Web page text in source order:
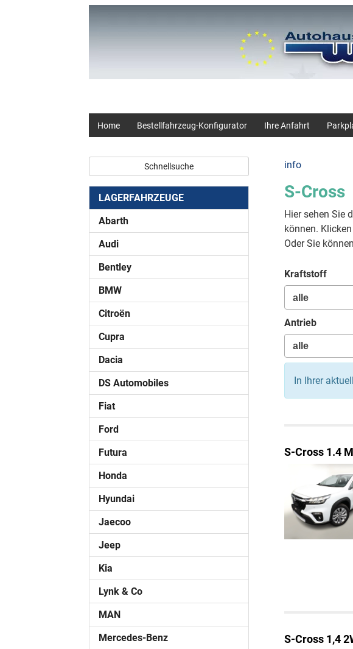
Home Bestellfahrzeug-Konfigurator Ihre Anfahrt
info
S-Cross
Hier sehen Sie
können.
Oder Sie
Kraftstoff
Antrieb
In Ihrer
S-Cross 1.4
S-Cross 1,4
Schnellsuche
LAGERFAHRZEUGE
Abarth
Audi
Bentley
BMW
Citroën
Cupra
Dacia
DS Automobiles
Fiat
Ford
Futura
Honda
Hyundai
Jaecoo
Jeep
Kia
Lynk & Co
MAN
Mercedes-Benz